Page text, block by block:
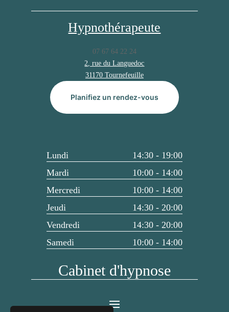
Hypnothérapeute
07 67 64 22 24
2, rue du Languedoc
31170 Tournefeuille
Planifiez un rendez-vous
Lundi
14:30 - 19:00
Mardi
10:00 - 14:00
Mercredi
10:00 - 14:00
Jeudi
14:30 - 20:00
Vendredi
14:30 - 20:00
Samedi
10:00 - 14:00
Cabinet d'hypnose